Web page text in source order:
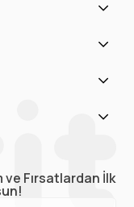
Fırsatlardan İlk